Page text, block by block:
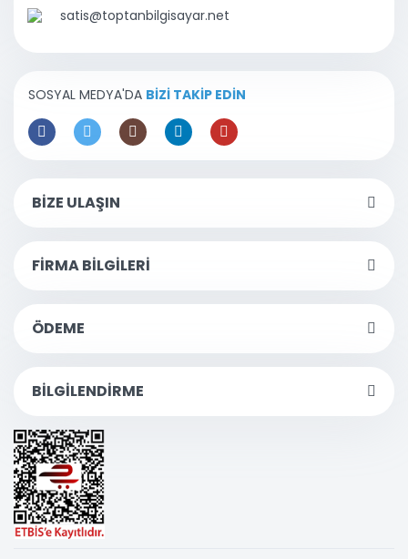
satis@toptanbilgisayar.net
SOSYAL MEDYA'DA BİZİ TAKİP EDİN
BİZE ULAŞIN
FİRMA BİLGİLERİ
ÖDEME
BİLGİLENDİRME